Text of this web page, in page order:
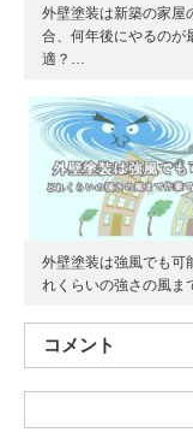
外壁塗装は新築の家屋
合、何年後にやるのが
適？…
外壁塗装は強風でも可
れくらいの強さの風ま
コメント